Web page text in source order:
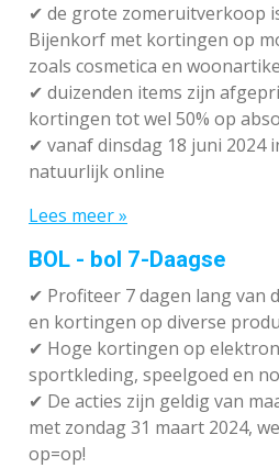
✔ de grote zomeruitverkoop
Bijenkorf met kortingen op
zoals cosmetica en
✔ duizenden items zijn
kortingen tot wel 50% op
✔ vanaf dinsdag 18 juni 2024
natuurlijk online
Lees meer »
BOL - bol 7-Daagse
✔ Profiteer 7 dagen lang van
en kortingen op diverse
✔ Hoge kortingen op
sportkleding, speelgoed en
✔ De acties zijn geldig van
met zondag 31 maart 2024,
op=op!